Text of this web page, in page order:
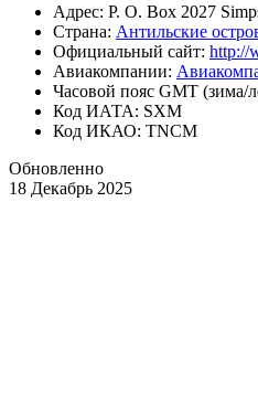
Адрес: P. O. Box 2027
Страна: Антильские
Официальный cайт: http://
Авиакомпании:
Часовой пояс GMT (зима/
Код ИАТА: SXM
Код ИКАО: TNCM
Обновленно
18 Декабрь 2025